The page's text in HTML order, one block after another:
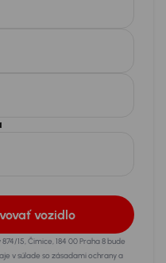
vozidlo
15, Čimice, 184 00 Praha 8 bude
v súlade so zásadami ochrany a